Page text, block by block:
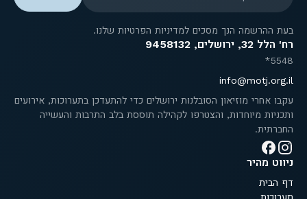
ניווט מהיר
דף הבית
תערוכות
רח' הלל 32, ירושלים, 9458132
5548*
info@motj.org.il
עקבו אחרי מוזיאון הסובלנות ירושלים כדי להתעדכן בתערוכות, אירועים
ותכניות מיוחדות, והצטרפו לקהילה תוססת בלב התרבות והעשייה
החברתית.
בעת ההרשמה הנך מסכים למדיניות הפרטיות שלנו.